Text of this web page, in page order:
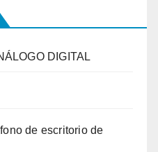
DIGITAL
de escritorio de